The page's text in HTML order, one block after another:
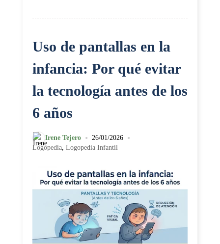
Uso de pantallas en la
infancia: Por qué evitar
la tecnología antes de los
6 años
Irene Tejero • 26/01/2026 •
Logopedia, Logopedia Infantil